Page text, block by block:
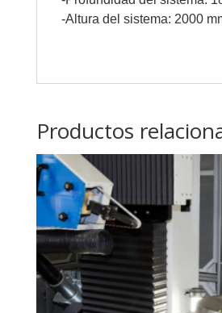
-Altura del sistema: 2000
Productos